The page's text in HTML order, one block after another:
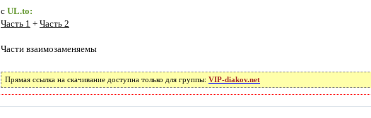
с UL.to:
Часть 1 + Часть 2
Части взаимозаменяемы
Прямая ссылка на скачивание доступна только для группы: VIP-diakov.net